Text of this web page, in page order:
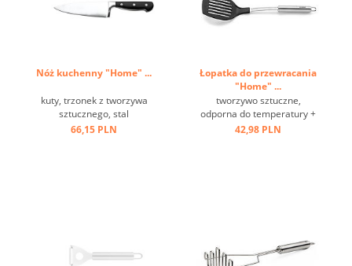
Nóż kuchenny "Home" ...
kuty, trzonek z tworzywa
sztucznego, stal
molibdenowa ...
66,15 PLN
Łopatka do przewracania
"Home" ...
tworzywo sztuczne,
odporna do temperatury +
220 st.C, stal nierdzewna,
42,98 PLN